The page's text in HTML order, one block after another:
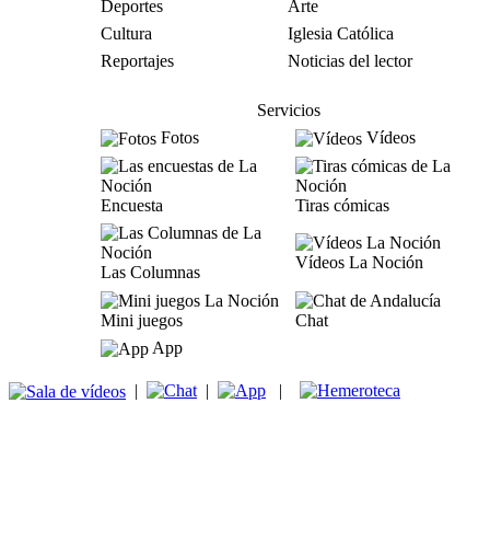
Deportes
Arte
Cultura
Iglesia Católica
Reportajes
Noticias del lector
Servicios
Fotos
Vídeos
Encuesta Tiras cómicas
Las Columnas
Vídeos La Noción
Mini juegos
Chat
App
| | |